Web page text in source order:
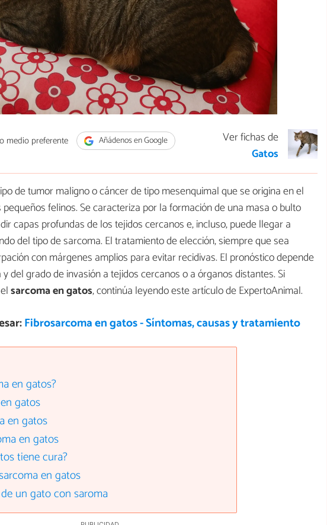
medio preferente Añádenos en Google
Ver fichas de
Gatos
de tumor maligno o cáncer de tipo mesenquimal que se origina en el
felinos. Se caracteriza por la formación de una masa o bulto
capas profundas de los tejidos cercanos e, incluso, puede llegar a
del tipo de sarcoma. El tratamiento de elección, siempre que sea
con márgenes amplios para evitar recidivas. El pronóstico depende
del grado de invasión a tejidos cercanos o a órganos distantes. Si
sarcoma en gatos, continúa leyendo este artículo de ExpertoAnimal.
Fibrosarcoma en gatos - Síntomas, causas y tratamiento
en gatos?
gatos
en gatos
en gatos
tiene cura?
en gatos
un gato con saroma